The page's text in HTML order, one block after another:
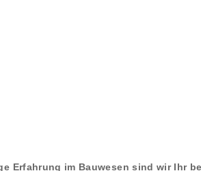
Erfahrung im Bauwesen sind wir Ihr